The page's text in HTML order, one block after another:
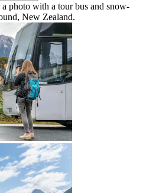
photo with a tour bus and snow-
New Zealand.